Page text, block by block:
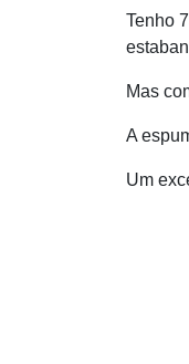
Tenho
Mas
A
Um